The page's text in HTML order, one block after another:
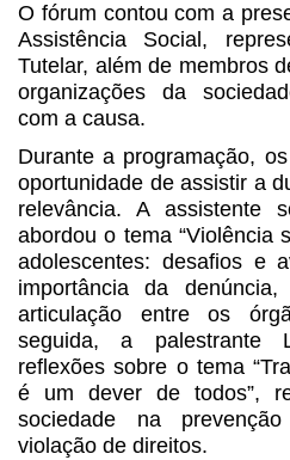
O fórum contou com a
Assistência Social,
Tutelar, além de membros
organizações da
com a causa.
Durante a programação,
oportunidade de assistir a
relevância. A assistente
abordou o tema “Violência
adolescentes: desafios e
importância da
articulação entre os
seguida, a palestrante
reflexões sobre o tema
é um dever de todos”,
sociedade na
violação de direitos.